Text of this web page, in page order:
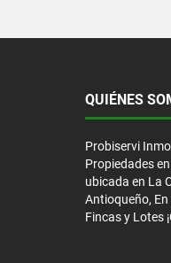
QUIÉNES
Probiservi
Propiedades
ubicada en La
Antioqueño,
Fincas y Lotes